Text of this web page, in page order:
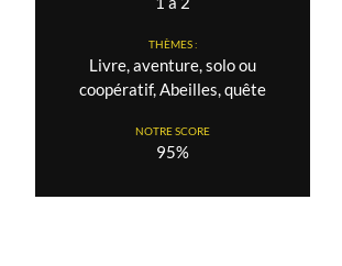
THÈMES :
Livre, aventure, solo ou
coopératif, Abeilles, quête
NOTRE SCORE
95